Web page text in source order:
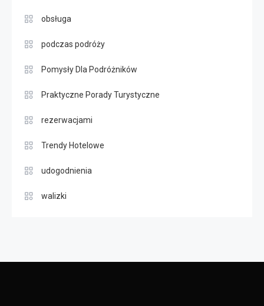
obsługa
podczas podróży
Pomysły Dla Podróżników
Praktyczne Porady Turystyczne
rezerwacjami
Trendy Hotelowe
udogodnienia
walizki